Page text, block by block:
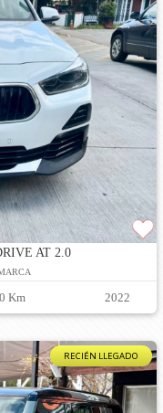
AT 2.0
Km 2022
RECIÉN LLEGADO